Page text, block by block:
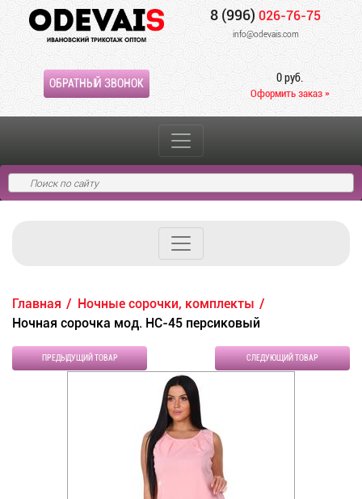
8 (996) 026-76-75
info@odevais.com
ОБРАТНЫЙ ЗВОНОК 0 руб.
Оформить заказ »
Главная
Ночные сорочки, комплекты
Ночная сорочка мод. НС-45 персиковый
ПРЕДЫДУЩИЙ ТОВАР СЛЕДУЮЩИЙ ТОВАР